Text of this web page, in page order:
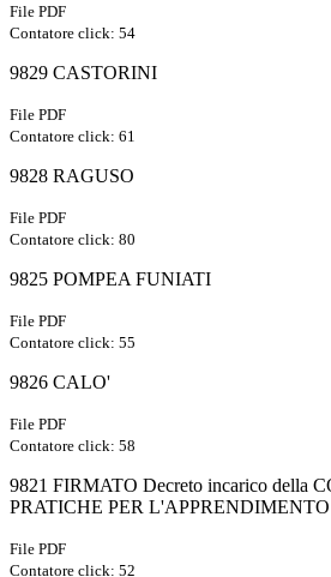
File PDF
Contatore click: 54
9829 CASTORINI
File PDF
Contatore click: 61
9828 RAGUSO
File PDF
Contatore click: 80
9825 POMPEA FUNIATI
File PDF
Contatore click: 55
9826 CALO'
File PDF
Contatore click: 58
9821 FIRMATO Decreto incarico della
PRATICHE PER L'APPRENDIMENTO
File PDF
Contatore click: 52